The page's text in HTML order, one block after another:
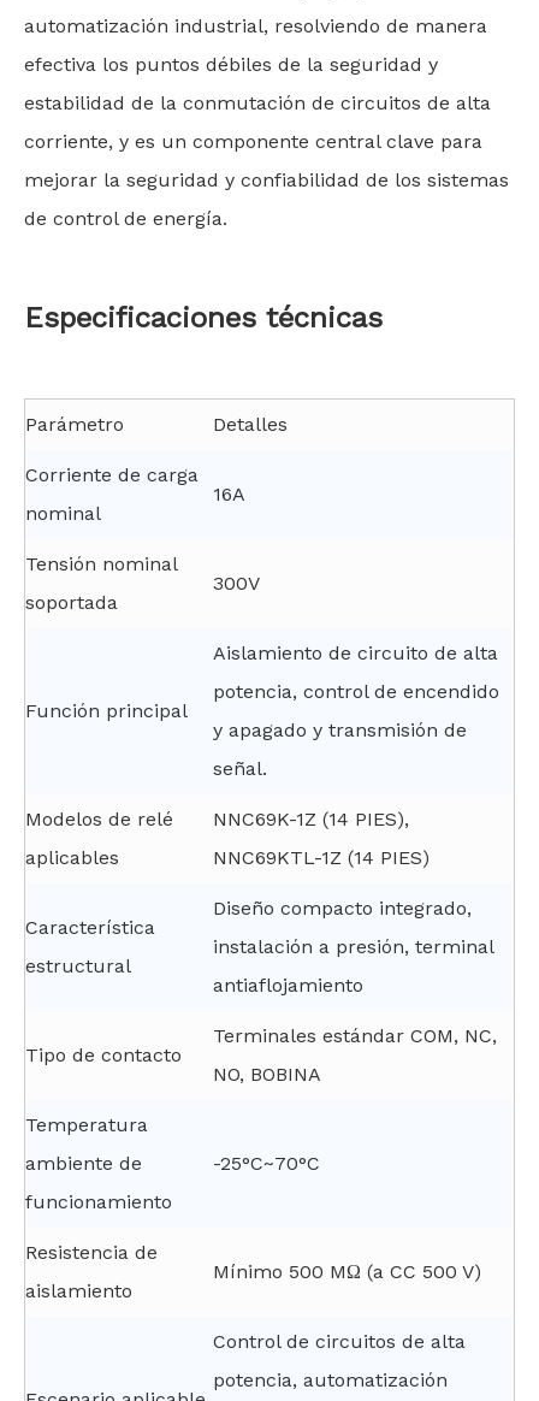
automatización industrial, resolviendo de manera
efectiva los puntos débiles de la seguridad y
estabilidad de la conmutación de circuitos de alta
corriente, y es un componente central clave para
mejorar la seguridad y confiabilidad de los sistemas
de control de energía.
Especificaciones técnicas
Parámetro Detalles
Corriente de carga
nominal
16A
Tensión nominal
soportada
300V
Función principal
Aislamiento de circuito de alta
potencia, control de encendido
y apagado y transmisión de
señal.
Modelos de relé
aplicables
NNC69K-1Z (14 PIES),
NNC69KTL-1Z (14 PIES)
Característica
estructural
Diseño compacto integrado,
instalación a presión, terminal
antiaflojamiento
Tipo de contacto
Terminales estándar COM, NC,
NO, BOBINA
Temperatura
ambiente de
funcionamiento
-25°C~70°C
Resistencia de
aislamiento
Mínimo 500 MΩ (a CC 500 V)
Control de circuitos de alta
potencia, automatización